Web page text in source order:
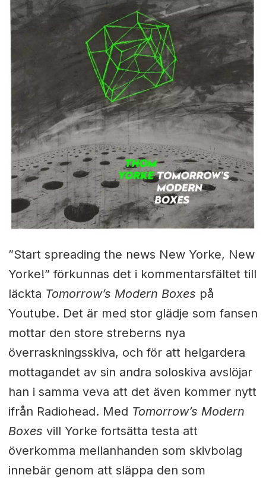
”Start spreading the news New Yorke, New
Yorke!” förkunnas det i kommentarsfältet till
läckta Tomorrow’s Modern Boxes på
Youtube. Det är med stor glädje som fansen
mottar den store streberns nya
överraskningsskiva, och för att helgardera
mottagandet av sin andra soloskiva avslöjar
han i samma veva att det även kommer nytt
ifrån Radiohead. Med Tomorrow’s Modern
Boxes vill Yorke fortsätta testa att
överkomma mellanhanden som skivbolag
innebär genom att släppa den som